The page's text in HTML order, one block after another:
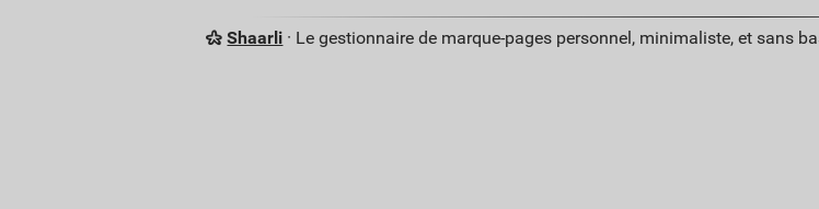
Shaarli · Le gestionnaire de marque-pages personnel, minimaliste, et sans